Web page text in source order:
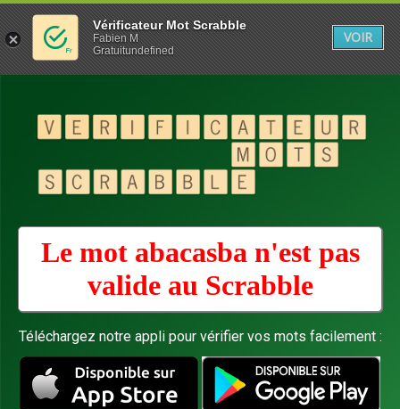
Le mot abacasba n'est pas
valide au Scrabble
Téléchargez notre appli pour vérifier vos mots facilement :
Vérificateur Mot Scrabble
Fabien M
Gratuitundefined
VOIR